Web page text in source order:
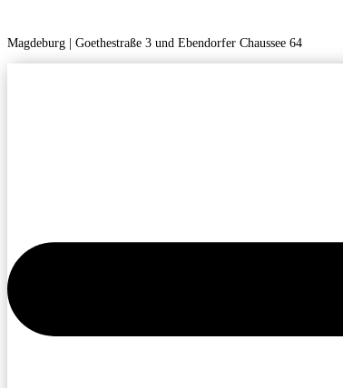
Magdeburg | Goethestraße 3 und Ebendorfer Chaussee 64